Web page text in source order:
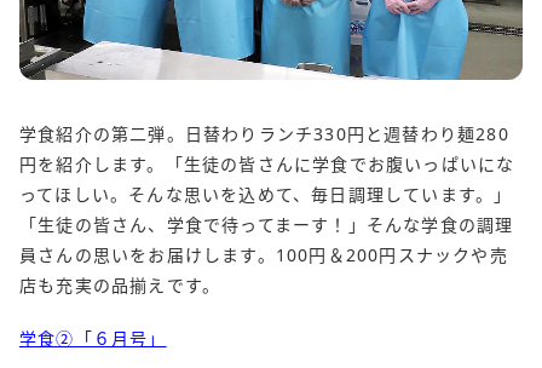
学食紹介の第二弾。日替わりランチ330円と週替わり麺280
円を紹介します。「生徒の皆さんに学食でお腹いっぱいにな
ってほしい。そんな思いを込めて、毎日調理しています。」
「生徒の皆さん、学食で待ってまーす！」そんな学食の調理
員さんの思いをお届けします。100円＆200円スナックや売
店も充実の品揃えです。
学食②「６月号」